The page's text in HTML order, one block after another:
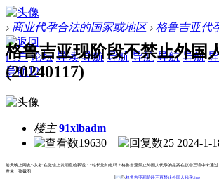
› 商业代孕合法的国家或地区 › 格鲁吉亚代
门户 论坛 导读 导航 导航 导航 导航 导航
导航12
格鲁吉亚现阶段不禁止外国
(20240117)
楼主 91xlbadm
19630
25 2024-1-
前天晚上网友“小龙”在微信上发消息给我说：“站长您知道吗？格鲁吉亚禁止外国人代孕的提案在议会三读中未通
发来一张截图